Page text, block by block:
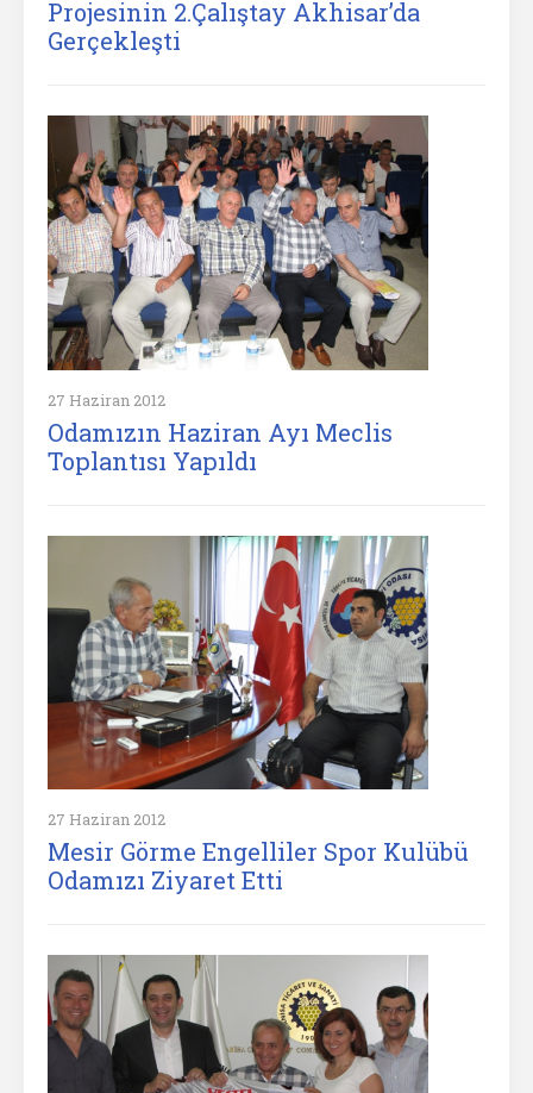
Projesinin 2.Çalıştay Akhisar’da
Gerçekleşti
27 Haziran 2012
Odamızın Haziran Ayı Meclis
Toplantısı Yapıldı
27 Haziran 2012
Mesir Görme Engelliler Spor Kulübü
Odamızı Ziyaret Etti